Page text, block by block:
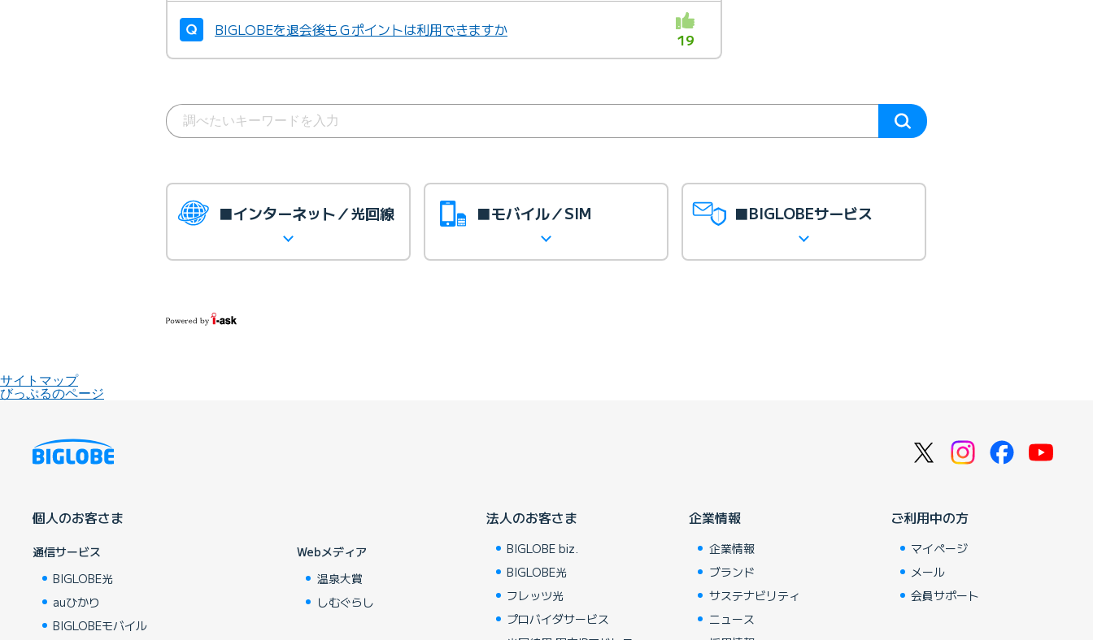
BIGLOBEを退会後もＧポイントは利用できますか
19
■インターネット／光回線 ■モバイル／SIM ■BIGLOBEサービス
サイトマップ
びっぷるのページ
個人のお客さま
通信サービス
BIGLOBE光
auひかり
BIGLOBEモバイル
Webメディア
温泉大賞
しむぐらし
法人のお客さま
BIGLOBE biz.
BIGLOBE光
フレッツ光
プロバイダサービス
企業情報
企業情報
ブランド
サステナビリティ
ニュース
ご利用中の方
マイページ
メール
会員サポート